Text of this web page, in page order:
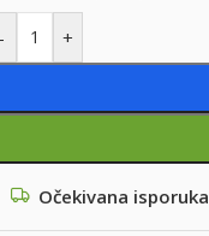
- +
Očekivana